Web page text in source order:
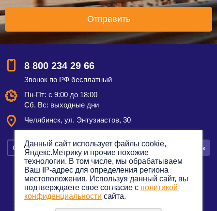
8 800 234 29 66
Звонок по РФ бесплатный
Пн-Пт: с 9:00 до 18:00
Сб, Вс: выходные дни
Челябинск, ул. Энтузиастов, 30
Смотреть на карте Оставить заявку Заказать звонок
Политика конфиденциальности
Данный сайт использует файлы cookie,
Яндекс.Метрику и прочие похожие
технологии. В том числе, мы обрабатываем
Ваш IP-адрес для определения региона
местоположения. Используя данный сайт, вы
подтверждаете свое согласие с политикой
конфиденциальности сайта.